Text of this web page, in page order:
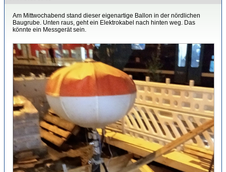
Am Mittwochabend stand dieser eigenartige Ballon in der nördlichen
Baugrube. Unten raus, geht ein Elektrokabel nach hinten weg. Das
könnte ein Messgerät sein.